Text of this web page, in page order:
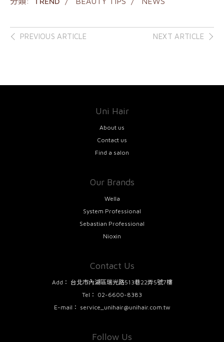
Post
PREVIOUS ARTICLE NEXT ARTICLE
Uni Hair
About us
Contact us
Find a salon
Our Brands
Wella
System Professional
Sebastian Professional
Nioxin
Contact Us
Add： 台北市內湖區瑞光路513巷22弄5號7樓
Tel： 02-6600-8383
E-mail： service_unihair@unihair.com.tw
Follow Us